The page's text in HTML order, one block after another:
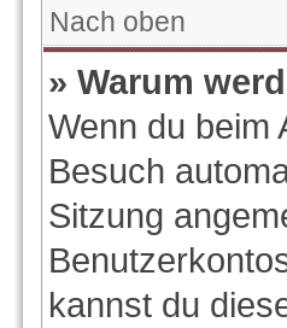
Nach oben
» Warum
Wenn du beim
Besuch
Sitzung
kannst du